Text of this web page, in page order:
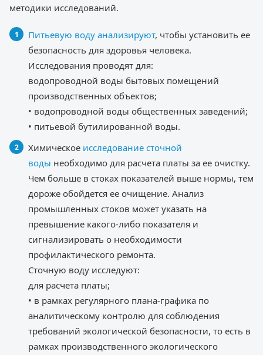
методики исследований.
Питьевую воду анализируют, чтобы установить ее
безопасность для здоровья человека.
Исследования проводят для:
водопроводной воды бытовых помещений
производственных объектов;
• водопроводной воды общественных заведений;
• питьевой бутилированной воды.
Химическое исследование сточной
воды необходимо для расчета платы за ее очистку.
Чем больше в стоках показателей выше нормы, тем
дороже обойдется ее очищение. Анализ
промышленных стоков может указать на
превышение какого-либо показателя и
сигнализировать о необходимости
профилактического ремонта.
Сточную воду исследуют:
для расчета платы;
• в рамках регулярного плана-графика по
аналитическому контролю для соблюдения
требований экологической безопасности, то есть в
рамках производственного экологического